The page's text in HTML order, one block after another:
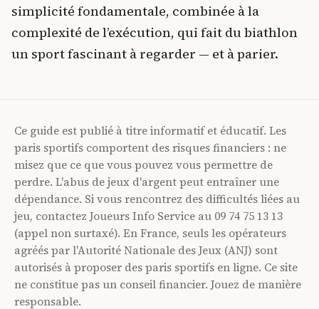
simplicité fondamentale, combinée à la
complexité de l’exécution, qui fait du biathlon
un sport fascinant à regarder — et à parier.
Ce guide est publié à titre informatif et éducatif. Les
paris sportifs comportent des risques financiers : ne
misez que ce que vous pouvez vous permettre de
perdre. L'abus de jeux d'argent peut entraîner une
dépendance. Si vous rencontrez des difficultés liées au
jeu, contactez Joueurs Info Service au 09 74 75 13 13
(appel non surtaxé). En France, seuls les opérateurs
agréés par l'Autorité Nationale des Jeux (ANJ) sont
autorisés à proposer des paris sportifs en ligne. Ce site
ne constitue pas un conseil financier. Jouez de manière
responsable.